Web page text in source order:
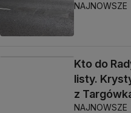
NAJNOWSZE
Kto do
listy.
z
NAJNOWSZE